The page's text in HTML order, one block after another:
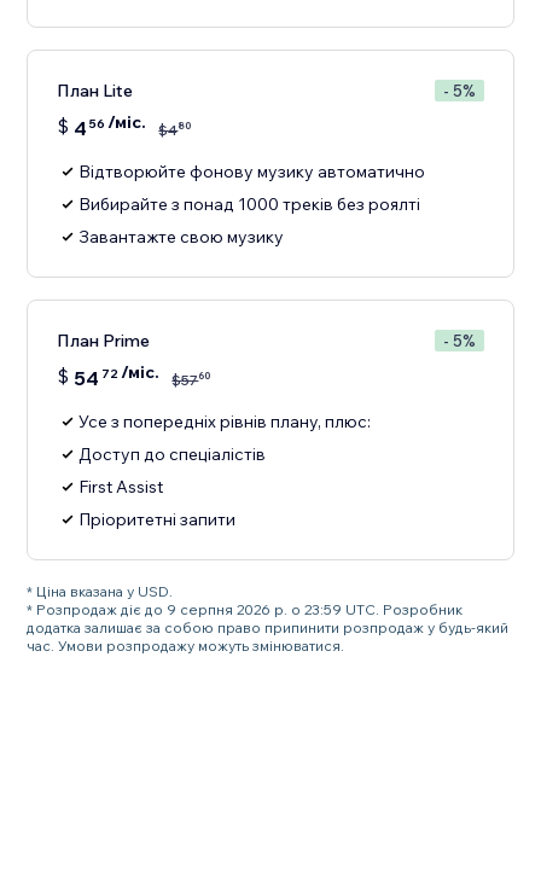
План Lite - 5%
$ 4 56 /міс. $480
Відтворюйте фонову музику автоматично
Вибирайте з понад 1000 треків без роялті
Завантажте свою музику
План Prime - 5%
$ 54 72/міс. $5760
Усе з попередніх рівнів плану, плюс:
Доступ до спеціалістів
First Assist
Пріоритетні запити
* Ціна вказана у USD.
* Розпродаж діє до 9 серпня 2026 р. о 23:59 UTC. Розробник
додатка залишає за собою право припинити розпродаж у будь-який
час. Умови розпродажу можуть змінюватися.